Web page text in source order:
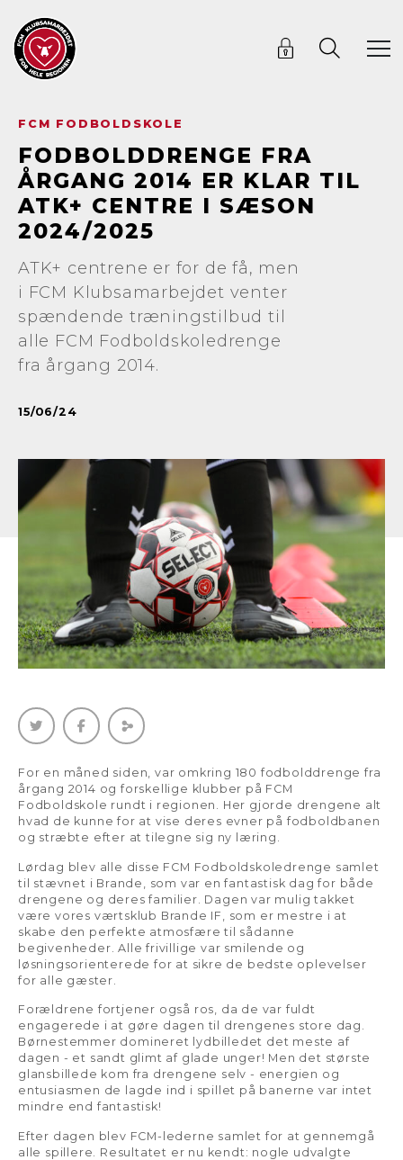
FCM FODBOLDSKOLE
FODBOLDDRENGE FRA
ÅRGANG 2014 ER KLAR TIL
ATK+ CENTRE I SÆSON
2024/2025
ATK+ centrene er for de få, men
i FCM Klubsamarbejdet venter
spændende træningstilbud til
alle FCM Fodboldskoledrenge
fra årgang 2014.
15/06/24
For en måned siden, var omkring 180 fodbolddrenge fra
årgang 2014 og forskellige klubber på FCM
Fodboldskole rundt i regionen. Her gjorde drengene alt
hvad de kunne for at vise deres evner på fodboldbanen
og stræbte efter at tilegne sig ny læring.
Lørdag blev alle disse FCM Fodboldskoledrenge samlet
til stævnet i Brande, som var en fantastisk dag for både
drengene og deres familier. Dagen var mulig takket
være vores værtsklub Brande IF, som er mestre i at
skabe den perfekte atmosfære til sådanne
begivenheder. Alle frivillige var smilende og
løsningsorienterede for at sikre de bedste oplevelser
for alle gæster.
Forældrene fortjener også ros, da de var fuldt
engagerede i at gøre dagen til drengenes store dag.
Børnestemmer domineret lydbilledet det meste af
dagen - et sandt glimt af glade unger! Men det største
glansbillede kom fra drengene selv - energien og
entusiasmen de lagde ind i spillet på banerne var intet
mindre end fantastisk!
Efter dagen blev FCM-lederne samlet for at gennemgå
alle spillere. Resultatet er nu kendt: nogle udvalgte